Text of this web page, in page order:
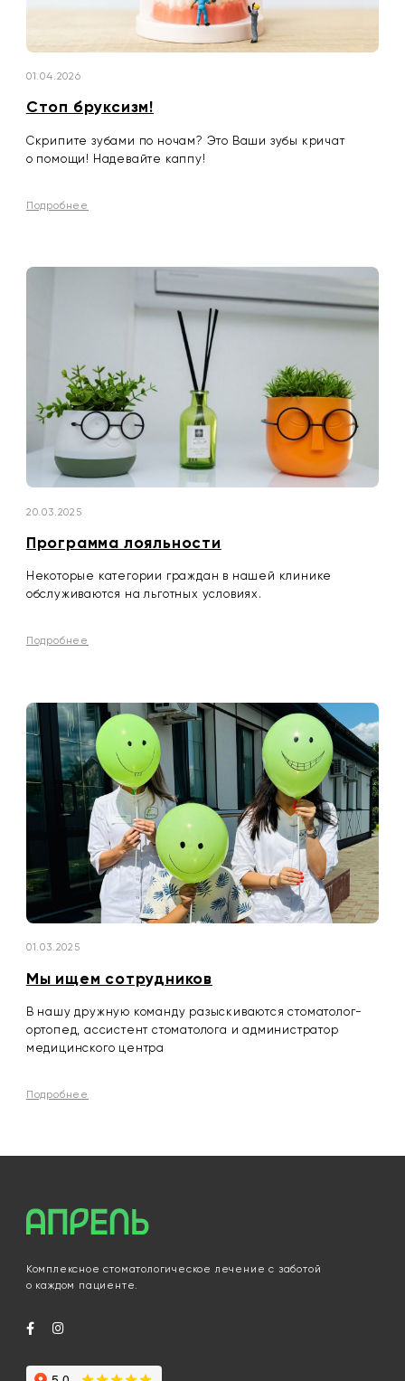
01.04.2026
Стоп бруксизм!
Скрипите зубами по ночам? Это Ваши зубы кричат
о помощи! Надевайте каппу!
Подробнее
20.03.2025
Программа лояльности
Некоторые категории граждан в нашей клинике
обслуживаются на льготных условиях.
Подробнее
01.03.2025
Мы ищем сотрудников
В нашу дружную команду разыскиваются стоматолог-
ортопед, ассистент стоматолога и администратор
медицинского центра
Подробнее
Комплексное стоматологическое лечение с заботой
о каждом пациенте.